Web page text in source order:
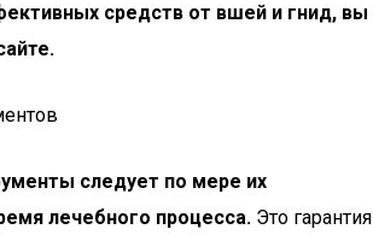
средств от вшей и гнид, вы
следует по мере их
лечебного процесса. Это гарантия